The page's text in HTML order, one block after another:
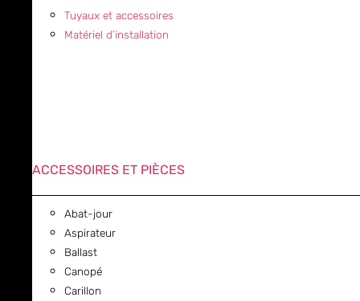
Tuyaux et accessoires
Matériel d’installation
ACCESSOIRES ET PIÈCES
Abat-jour
Aspirateur
Ballast
Canopé
Carillon